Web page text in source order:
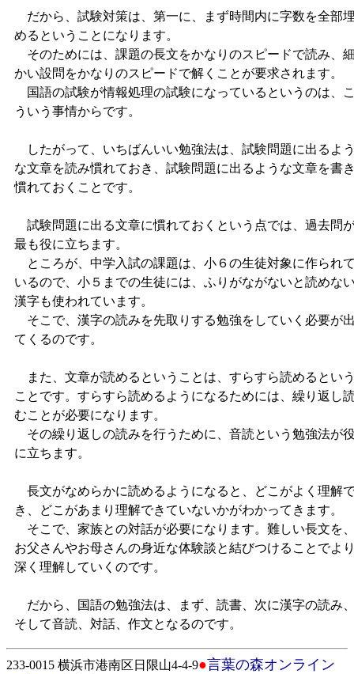
だから、試験対策は、第一に、まず時間内に字数を全部
めるということになります。
そのためには、課題の長文をかなりのスピードで読み、
かい設問をかなりのスピードで解くことが要求されます。
国語の試験が情報処理の試験になっているというのは、
ういう事情からです。
したがって、いちばんいい勉強法は、試験問題に出るよ
な文章を読み慣れておき、試験問題に出るような文章を書
慣れておくことです。
試験問題に出る文章に慣れておくという点では、過去問
最も役に立ちます。
ところが、中学入試の課題は、小６の生徒対象に作られ
いるので、小５までの生徒には、ふりがながないと読めな
漢字も使われています。
そこで、漢字の読みを先取りする勉強をしていく必要が
てくるのです。
また、文章が読めるということは、すらすら読めるとい
ことです。すらすら読めるようになるためには、繰り返し
むことが必要になります。
その繰り返しの読みを行うために、音読という勉強法が
に立ちます。
長文がなめらかに読めるようになると、どこがよく理解
き、どこがあまり理解できていないかがわかってきます。
そこで、家族との対話が必要になります。難しい長文を
お父さんやお母さんの身近な体験談と結びつけることでよ
深く理解していくのです。
だから、国語の勉強法は、まず、読書、次に漢字の読み
そして音読、対話、作文となるのです。
233-0015 横浜市港南区日限山4-4-9●言葉の森オンライン